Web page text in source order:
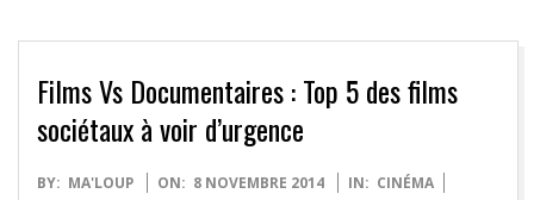
Films Vs Documentaires : Top 5 des films
sociétaux à voir d’urgence
2014-
BY: MA'LOUP ON: 8 NOVEMBRE 2014 IN: CINÉMA